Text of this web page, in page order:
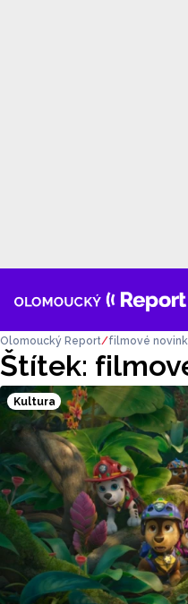
Štítek:
Olomoucký Report filmové
Kultura